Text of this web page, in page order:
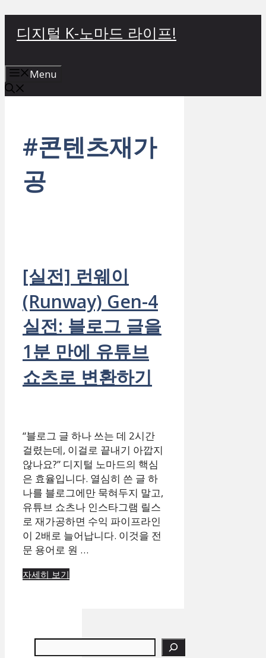
로
건
너
디지털 K-노마드 라이프!
Menu
#콘텐츠재가
공
[실전] 런웨이
(Runway) Gen-4
실전: 블로그 글을
1분 만에 유튜브
쇼츠로 변환하기
“블로그 글 하나 쓰는 데 2시간
걸렸는데, 이걸로 끝내기 아깝지
않나요?” 디지털 노마드의 핵심
은 효율입니다. 열심히 쓴 글 하
나를 블로그에만 묵혀두지 말고,
유튜브 쇼츠나 인스타그램 릴스
로 재가공하면 수익 파이프라인
이 2배로 늘어납니다. 이것을 전
문 용어로 원 …
자세히 보기